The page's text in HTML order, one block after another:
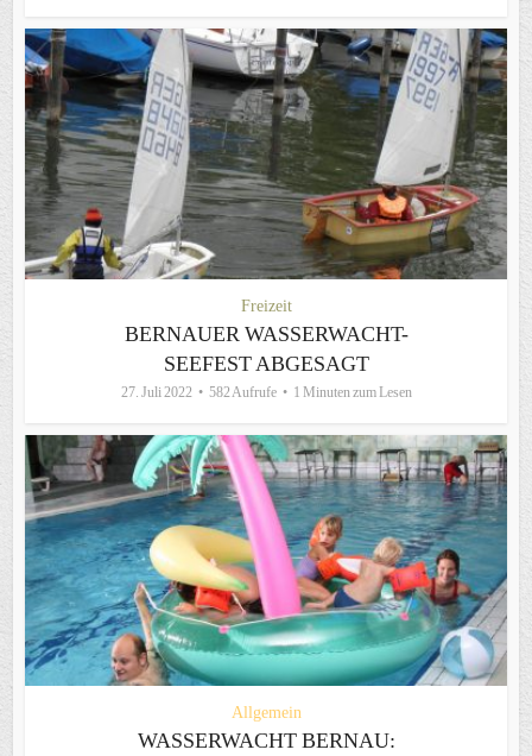
Freizeit
BERNAUER WASSERWACHT-
SEEFEST ABGESAGT
27. Juli 2022 582 Aufrufe 1 Minuten zum Lesen
Allgemein
WASSERWACHT BERNAU: